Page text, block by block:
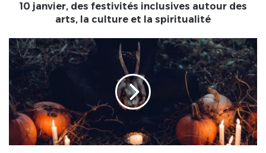
des
festivités
inclusives
autour
des
arts,
culture
10 janvier, des festivités inclusives autour des
arts, la culture et la spiritualité
Kenya,
Université
délivre
des
diplômes
sorcellerie